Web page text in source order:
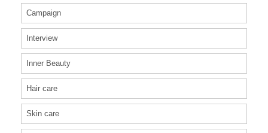
Campaign
Interview
Inner Beauty
Hair care
Skin care